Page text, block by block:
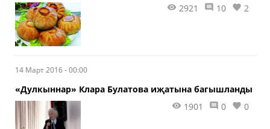
2921
10 2
14 Март 2016 - 00:00
«Дулкыннар» Клара Булатова иҗатына багышланды
1901
0 0